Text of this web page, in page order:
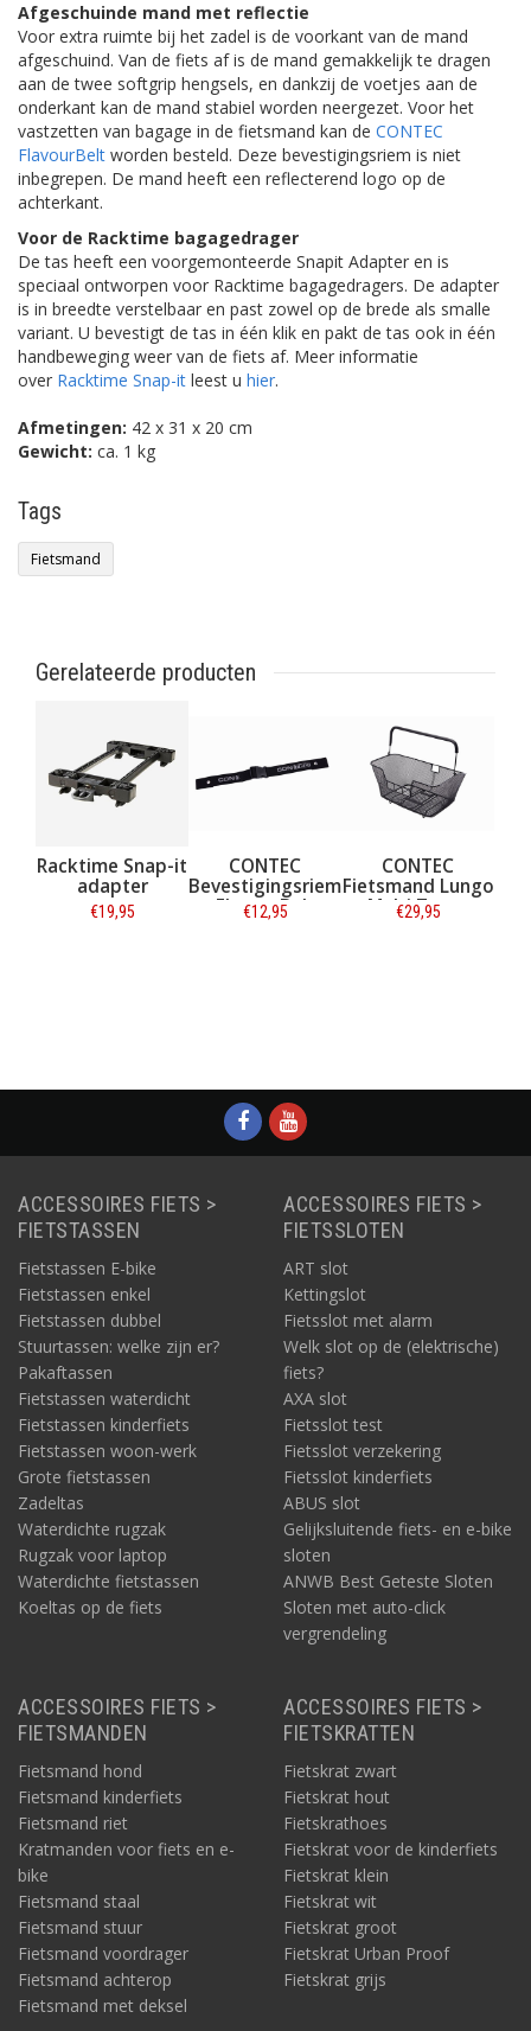
Afgeschuinde mand met reflectie
Voor extra ruimte bij het zadel is de voorkant van de mand
afgeschuind. Van de fiets af is de mand gemakkelijk te dragen
aan de twee softgrip hengsels, en dankzij de voetjes aan de
onderkant kan de mand stabiel worden neergezet. Voor het
vastzetten van bagage in de fietsmand kan de CONTEC
FlavourBelt worden besteld. Deze bevestigingsriem is niet
inbegrepen. De mand heeft een reflecterend logo op de
achterkant.
Voor de Racktime bagagedrager
De tas heeft een voorgemonteerde Snapit Adapter en is
speciaal ontworpen voor Racktime bagagedragers. De adapter
is in breedte verstelbaar en past zowel op de brede als smalle
variant. U bevestigt de tas in één klik en pakt de tas ook in één
handbeweging weer van de fiets af. Meer informatie
over Racktime Snap-it leest u hier.
Afmetingen: 42 x 31 x 20 cm
Gewicht: ca. 1 kg
Tags
Fietsmand
Gerelateerde producten
Racktime Snap-it
adapter
€19,95
CONTEC
Bevestigingsriem
FlavourBelt
Zwart
€12,95
CONTEC
Fietsmand Lungo
Multi Zwart
€29,95
ACCESSOIRES FIETS >
FIETSTASSEN
Fietstassen E-bike
Fietstassen enkel
Fietstassen dubbel
Stuurtassen: welke zijn er?
Pakaftassen
Fietstassen waterdicht
Fietstassen kinderfiets
Fietstassen woon-werk
Grote fietstassen
Zadeltas
Waterdichte rugzak
Rugzak voor laptop
Waterdichte fietstassen
Koeltas op de fiets
ACCESSOIRES FIETS >
FIETSSLOTEN
ART slot
Kettingslot
Fietsslot met alarm
Welk slot op de (elektrische)
fiets?
AXA slot
Fietsslot test
Fietsslot verzekering
Fietsslot kinderfiets
ABUS slot
Gelijksluitende fiets- en e-bike
sloten
ANWB Best Geteste Sloten
Sloten met auto-click
vergrendeling
ACCESSOIRES FIETS >
FIETSMANDEN
Fietsmand hond
Fietsmand kinderfiets
Fietsmand riet
Kratmanden voor fiets en e-
bike
Fietsmand staal
Fietsmand stuur
Fietsmand voordrager
Fietsmand achterop
Fietsmand met deksel
ACCESSOIRES FIETS >
FIETSKRATTEN
Fietskrat zwart
Fietskrat hout
Fietskrathoes
Fietskrat voor de kinderfiets
Fietskrat klein
Fietskrat wit
Fietskrat groot
Fietskrat Urban Proof
Fietskrat grijs